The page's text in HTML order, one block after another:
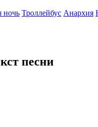
ночь Троллейбус Анархия
песни